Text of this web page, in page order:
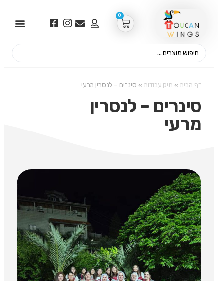
0
דף הבית » תיק עבודות » סינרים – לנסרין מרעי
סינרים – לנסרין
מרעי